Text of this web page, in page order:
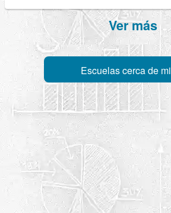
Ver más
Escuelas cerca de mi